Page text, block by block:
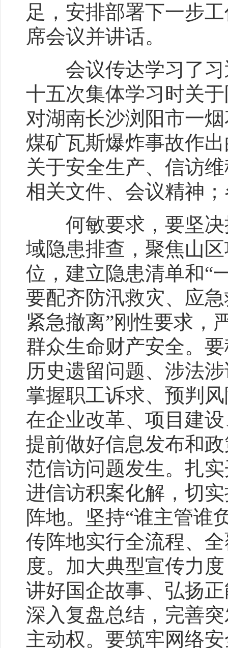
足，安排部署下一步
席会议并讲话。
会议传达学习了习
十五次集体学习时关
对湖南长沙浏阳市一
煤矿瓦斯爆炸事故作
关于安全生产、信访
相关文件、会议精神
何敏要求，要坚决
域隐患排查，聚焦山
位，建立隐患清单和“
要配齐防汛救灾、应
紧急撤离”刚性要求，
群众生命财产安全。
历史遗留问题、涉法
掌握职工诉求、预判
在企业改革、项目建
提前做好信息发布和
范信访问题发生。扎
进信访积案化解，切
阵地。坚持“谁主管谁
传阵地实行全流程、
度。加大典型宣传力
讲好国企故事、弘扬
深入复盘总结，完善
主动权。要筑牢网络